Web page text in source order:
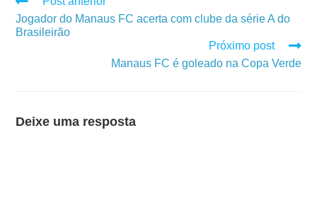
Jogador do Manaus FC acerta com clube da série A do
Brasileirão
Próximo post
Manaus FC é goleado na Copa Verde
Deixe uma resposta